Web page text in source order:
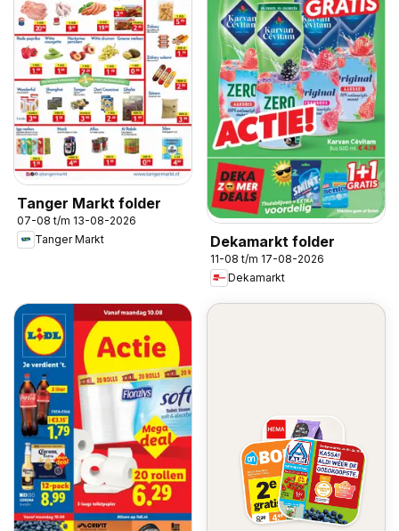
Tanger Markt folder
07-08 t/m 13-08-2026
Tanger Markt
Dekamarkt folder
11-08 t/m 17-08-2026
Dekamarkt